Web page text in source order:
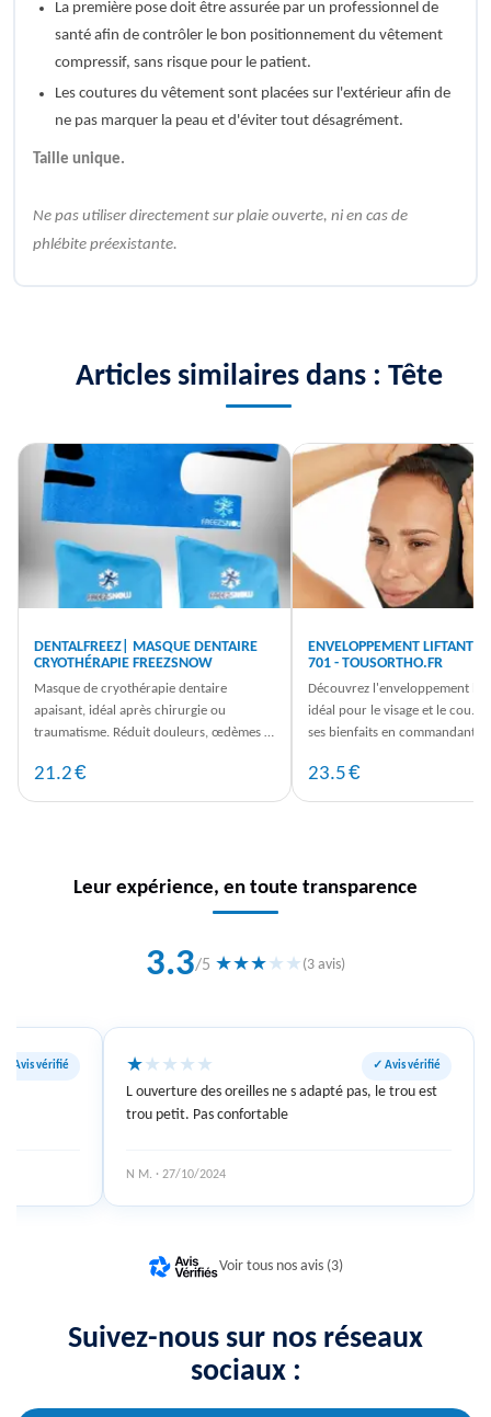
La première pose doit être assurée par un professionnel de
santé afin de contrôler le bon positionnement du vêtement
compressif, sans risque pour le patient.
Les coutures du vêtement sont placées sur l'extérieur afin de
ne pas marquer la peau et d'éviter tout désagrément.
Taille unique.
Ne pas utiliser directement sur plaie ouverte, ni en cas de
phlébite préexistante.
Articles similaires dans : Tête
DENTALFREEZ| MASQUE DENTAIRE
CRYOTHÉRAPIE FREEZSNOW
Masque de cryothérapie dentaire
apaisant, idéal après chirurgie ou
traumatisme. Réduit douleurs, œdèmes et
21.2€
ENVELOPPEMENT LIFTANT
701 - TOUSORTHO.FR
Découvrez l'enveloppement
idéal pour le visage et le cou.
ses bienfaits en commandant
23.5€
Leur expérience, en toute transparence
3.3/5 ★★★★ ★ (3 avis)
✓ Avis vérifié ★★ ★ ★ ★ ✓ Avis vérifié
L ouverture des oreilles ne s adapté pas, le trou est
trou petit. Pas confortable
N M. · 27/10/2024
Voir tous nos avis (3)
Suivez-nous sur nos réseaux
sociaux :